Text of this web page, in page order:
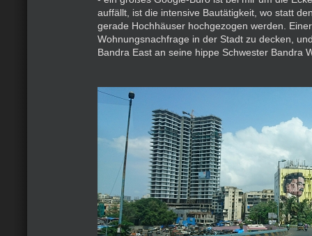
auffällt, ist die intensive Bautätigkeit, wo statt
gerade Hochhäuser hochgezogen werden.
Wohnungsnachfrage in der Stadt zu decken,
Bandra East an seine hippe Schwester Bandra